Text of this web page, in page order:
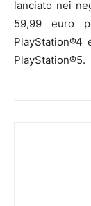
lanciato nei
59,99 euro
PlayStation®5.